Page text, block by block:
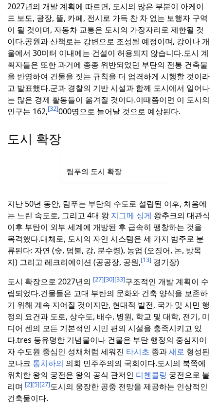
2027년의 개발 계획에 따르면, 도시의 많은 부분이 아케이
드 보도, 광장, 뜰, 카페, 전시로 가득 찬 차 없는 보행자 구역
이 될 것이며, 자동차 교통은 도시의 가장자리로 제한될 것
이다.공원과 산책로는 강변으로 조성될 예정이며, 강이나 개
울에서 30미터 이내에는 건설이 허용되지 않습니다.도시 계
획자들은 또한 과거에 종종 위반되었던 부탄의 전통 건축물
을 반영하여 건물을 짓는 규칙을 더 엄격하게 시행할 것이라
고 발표했다.군과 경찰의 기반 시설과 함께 도시에서 일어나
는 많은 경제 활동들이 옮겨질 것이다.이때쯤이면 이 도시의
인구는 162,[32]000명으로 늘어날 것으로 예상된다.
도시 확장
팀푸의 도시 확장
지난 50년 동안, 팀푸는 부탄의 수도로 설립된 이후, 처음에
는 느린 속도로, 그리고 4대 왕 지그메 싱게 왕추크의 대관식
이후 부탄이 외부 세계에 개방된 후 급속히 팽창하는 것을
목격했다.대체로, 도시의 자연 시스템은 세 가지 범주로 분
류된다: 자연 (숲, 덤불, 강, 분수령), 농업 (오징어, 논, 방목
지) 그리고 레크리에이션 (공공장, 공원,[13] 경기장)
도시 확장으로 2027년의 [27][30][33]구조적인 개발 계획이 수
립되었다.건물들은 고대 부탄의 문화와 건축 양식을 보존하
기 위해 계속 지어질 것이지만, 현대적 발전, 국가 및 시민 행
정의 요건과 도로, 상수도, 배수, 병원, 학교 및 대학, 전기, 미
디어 센의 모든 기본적인 시민 편의 시설을 충족시키고 있
다.tres 등유명한 기념물이나 건물은 부탄 행정의 중심지이
자 수도원 중심인 성채처럼 세워진 타시초 종과새로 형성된
모나크 통치하의 의회 민주주의의 국회이다.도시의 북쪽에
위치한 왕의 궁전은 왕의 공식 관저인 디첸콜링 궁전으로 불
리며 [2][5][27]도시의 웅장한 공중 전망을 제공하는 인상적인
건축물이다.